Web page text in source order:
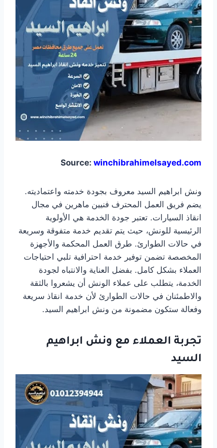
Source: winchibrahimelsayed.com
ونش ابراهيم السيد معروف بجودة خدمته واعتماديته.
يضم فريق العمل المحترف فنيين ماهرين في مجال
انقاذ السيارات. تعتبر جودة الخدمة هي الأولوية
الرئيسية للونش، حيث يتم تقديم خدمة متفوقة وسريعة
في حالات الطوارئ. طرق العمل المحكمة والأجهزة
المخصصة تضمن توفير خدمة احترافية تلبي احتياجات
العملاء بشكل كامل. بفضل العناية والانتباه لجودة
الخدمة، يتطلب على عملاء الونش أن يشعروا بالثقة
والاطمئنان في حالات الطوارئ لأن خدمة انقاذ سريعة
وفعالة ستكون مضمونة من ونش ابراهيم السيد.
تجربة العملاء مع ونش ابراهيم
السيد